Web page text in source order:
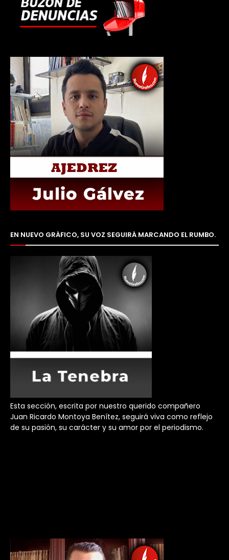
EN NUEVO GRÁFICO, SU VOZ SEGUIRÁ MARCANDO EL RUMBO.
Esta sección, escrita por nuestro querido compañero
Juan Ricardo Montoya Benítez, seguirá viva como reflejo
de su pasión, su carácter y su amor por el periodismo.